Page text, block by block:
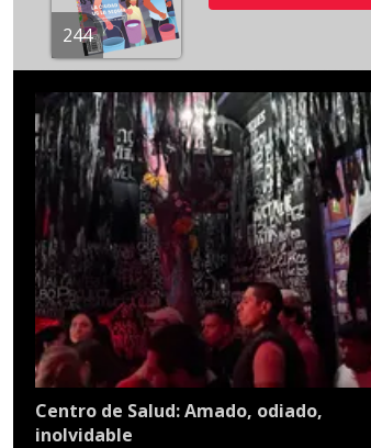
244
Centro de Salud: Amado, odiado,
inolvidable